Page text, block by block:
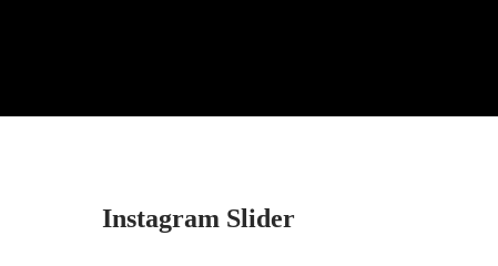
Instagram Slider